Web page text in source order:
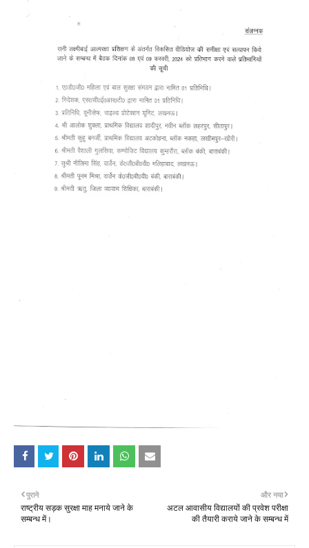
और नया
अटल आवासीय विद्यालयों की प्रवेश परीक्षा
की तैयारी कराये जाने के सम्बन्ध में
पुराने
राष्‍ट्रीय सड़क सुरक्षा माह मनाये जाने के
सम्‍बन्‍ध में।